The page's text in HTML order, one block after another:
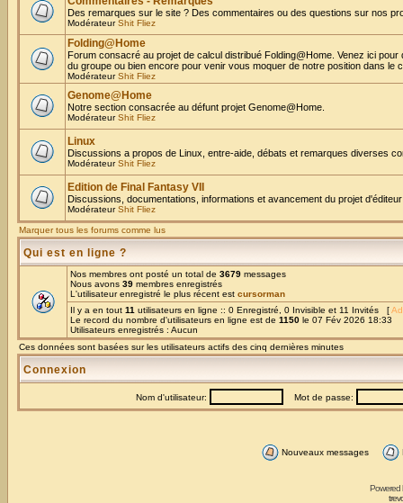
Des remarques sur le site ? Des commentaires ou des questions sur nos
ModérateurShit Fliez
Folding@Home
Forum consacré au projet de calcul distribué Folding@Home. Venez ici
du groupe ou bien encore pour venir vous moquer de notre position dans le
ModérateurShit Fliez
Genome@Home
Notre section consacrée au défunt projet Genome@Home.
ModérateurShit Fliez
Linux
Discussions a propos de Linux, entre-aide, débats et remarques diverses
ModérateurShit Fliez
Edition de Final Fantasy VII
Discussions, documentations, informations et avancement du projet
ModérateurShit Fliez
Marquer tous les forums comme lus
Qui est en ligne ?
Nos membres ont posté un total de 3679 messages
Nous avons 39 membres enregistrés
L'utilisateur enregistré le plus récent est cursorman
Il y a en tout 11 utilisateurs en ligne :: 0 Enregistré, 0 Invisible et 11 Invités [
Le record du nombre d'utilisateurs en ligne est de 1150 le 07 Fév 2026 18:33
Utilisateurs enregistrés : Aucun
Ces données sont basées sur les utilisateurs actifs des cinq dernières minutes
Connexion
Nom d'utilisateur: Mot de passe:
Nouveaux messages
Powered